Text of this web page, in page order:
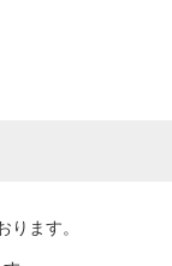
ります。